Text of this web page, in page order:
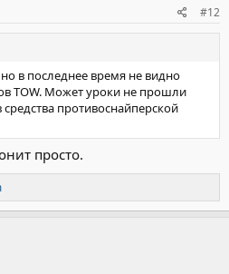
#12
в последнее время не видно
TOW. Может уроки не прошли
противоснайперской
просто.